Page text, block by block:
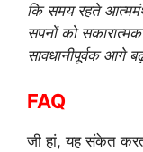
कि समय रहते
सपनों को
सावधानीपूर्वक आगे
FAQ
जी हां, यह संकेत